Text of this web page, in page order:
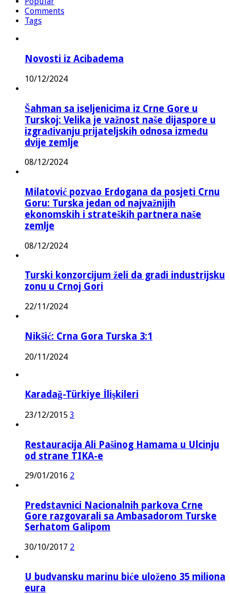
Comments
Tags
Novosti iz Acibadema
10/12/2024
Šahman sa iseljenicima iz Crne Gore u
Turskoj: Velika je važnost naše dijaspore u
izgrađivanju prijateljskih odnosa između
dvije zemlje
08/12/2024
Milatović pozvao Erdogana da posjeti Crnu
Goru: Turska jedan od najvažnijih
ekonomskih i strateških partnera naše
zemlje
08/12/2024
Turski konzorcijum želi da gradi industrijsku
zonu u Crnoj Gori
22/11/2024
Nikšić: Crna Gora Turska 3:1
20/11/2024
Karadağ-Türkiye İlişkileri
23/12/2015 3
Restauracija Ali Pašinog Hamama u Ulcinju
od strane TIKA-e
29/01/2016 2
Predstavnici Nacionalnih parkova Crne
Gore razgovarali sa Ambasadorom Turske
Serhatom Galipom
30/10/2017 2
U budvansku marinu biće uloženo 35 miliona
eura